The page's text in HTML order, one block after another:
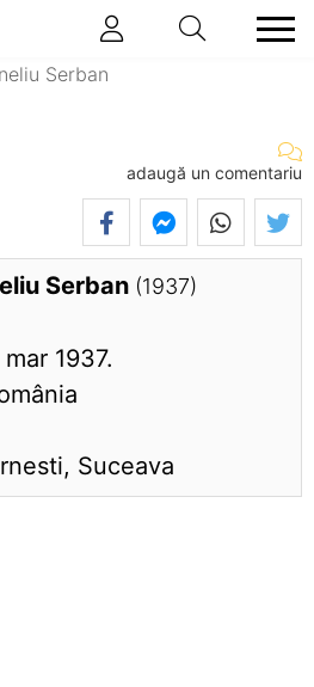
Serban
adaugă un comentariu
Serban (1937)
1937.
Suceava